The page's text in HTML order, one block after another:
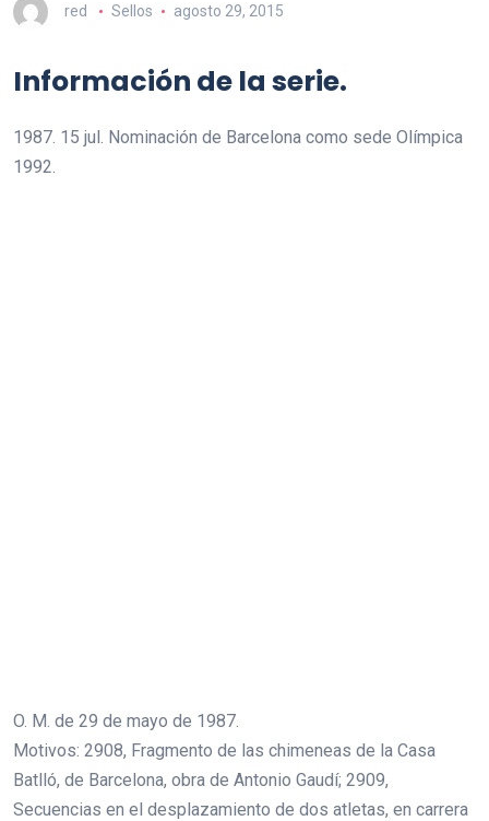
red Sellos agosto 29, 2015
Información de la serie.
1987. 15 jul. Nominación de Barcelona como sede Olímpica
1992.
O. M. de 29 de mayo de 1987.
Motivos: 2908, Fragmento de las chimeneas de la Casa
Batlló, de Barcelona, obra de Antonio Gaudí; 2909,
Secuencias en el desplazamiento de dos atletas, en carrera